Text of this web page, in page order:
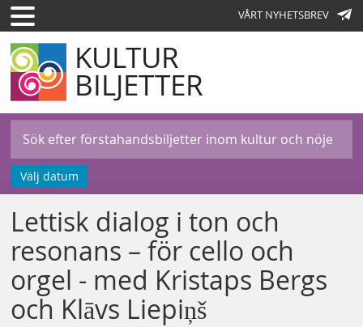
VÅRT NYHETSBREV
KULTUR
BILJETTER
Välj datum
Lettisk dialog i ton och
resonans – för cello och
orgel - med Kristaps Bergs
och Klāvs Liepiņš